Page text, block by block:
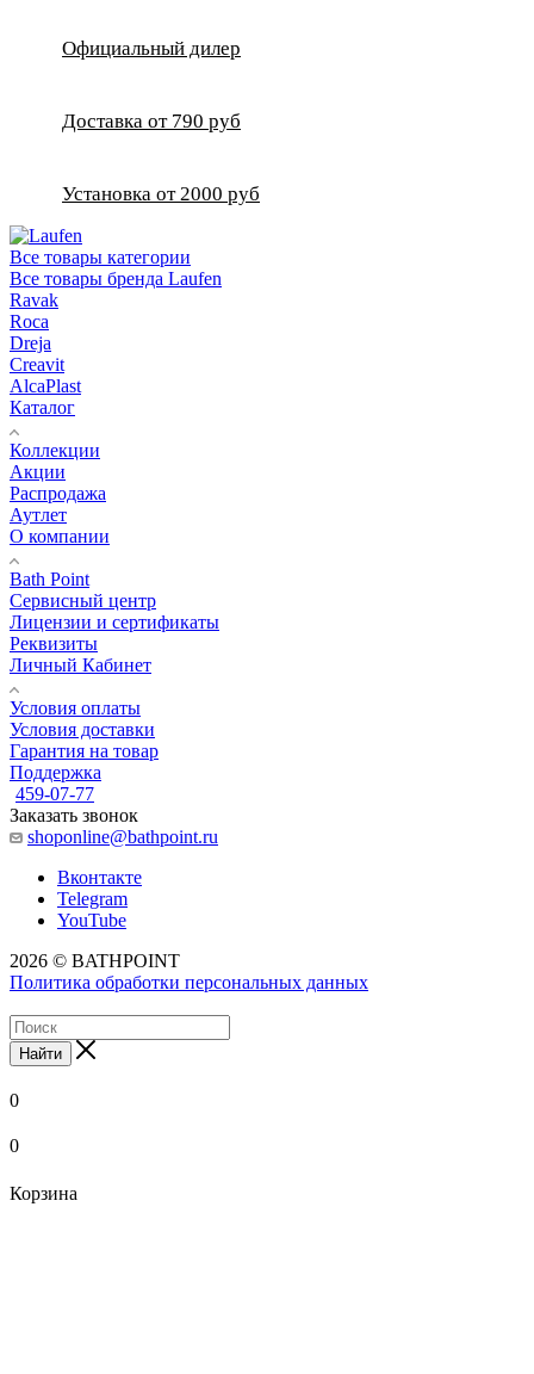
Официальный дилер
Доставка от 790 руб
Установка от 2000 руб
Все товары категории
Все товары бренда Laufen
Ravak
Roca
Dreja
Creavit
AlcaPlast
Каталог
Коллекции
Акции
Распродажа
Аутлет
О компании
Bath Point
Сервисный центр
Лицензии и сертификаты
Реквизиты
Личный Кабинет
Условия оплаты
Условия доставки
Гарантия на товар
Поддержка
459-07-77
Заказать звонок
shoponline@bathpoint.ru
Вконтакте
Telegram
YouTube
2026 © BATHPOINT
Политика обработки персональных данных
Найти
0
0
Корзина